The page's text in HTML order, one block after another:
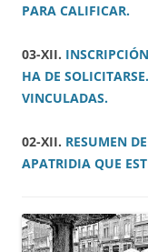
PARA CALIFICAR.
03-XII.
HA DE
VINCULADAS.
02-XII. RESUMEN
APATRIDIA QUE